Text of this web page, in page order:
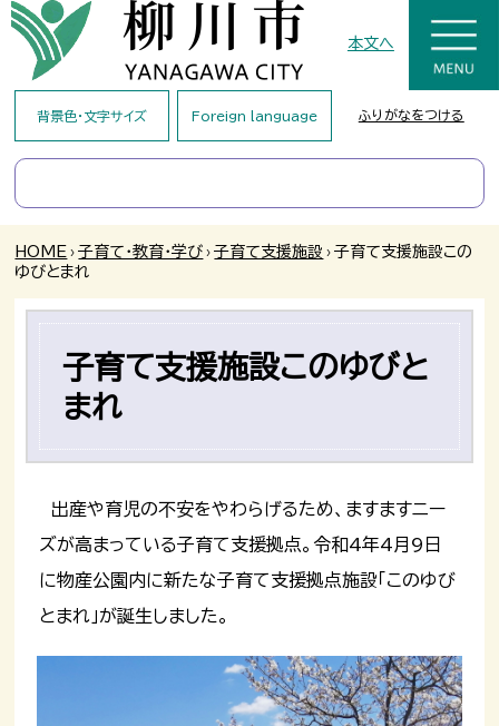
本文へ
背景色・文字サイズ Foreign language ふりがなをつける
HOME › 子育て・教育・学び › 子育て支援施設 › 子育て支援施設この
ゆびとまれ
子育て支援施設このゆびと
まれ
出産や育児の不安をやわらげるため、ますますニー
ズが高まっている子育て支援拠点。令和4年4月9日
に物産公園内に新たな子育て支援拠点施設「このゆび
とまれ」が誕生しました。